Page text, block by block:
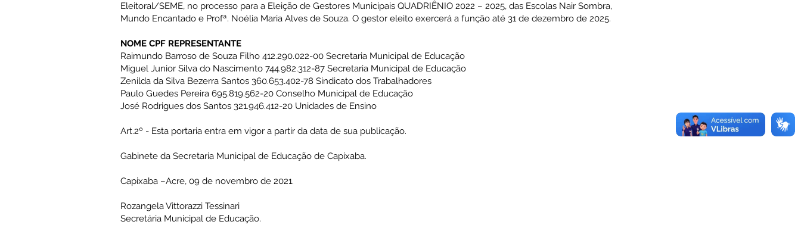
Eleitoral/SEME, no processo para a Eleição de Gestores Municipais QUADRIÊNIO 2022 – 2025, das Escolas Nair Sombra,
Mundo Encantado e Profª. Noélia Maria Alves de Souza. O gestor eleito exercerá a função até 31 de dezembro de 2025.
NOME CPF REPRESENTANTE
Raimundo Barroso de Souza Filho 412.290.022-00 Secretaria Municipal de Educação
Miguel Junior Silva do Nascimento 744.982.312-87 Secretaria Municipal de Educação
Zenilda da Silva Bezerra Santos 360.653.402-78 Sindicato dos Trabalhadores
Paulo Guedes Pereira 695.819.562-20 Conselho Municipal de Educação
José Rodrigues dos Santos 321.946.412-20 Unidades de Ensino
Art.2º - Esta portaria entra em vigor a partir da data de sua publicação.
Gabinete da Secretaria Municipal de Educação de Capixaba.
Capixaba –Acre, 09 de novembro de 2021.
Rozangela Vittorazzi Tessinari
Secretária Municipal de Educação.